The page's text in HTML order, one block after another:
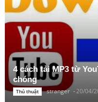
4 cách tải MP3 từ
chóng
Thủ thuật stranger -20/04/